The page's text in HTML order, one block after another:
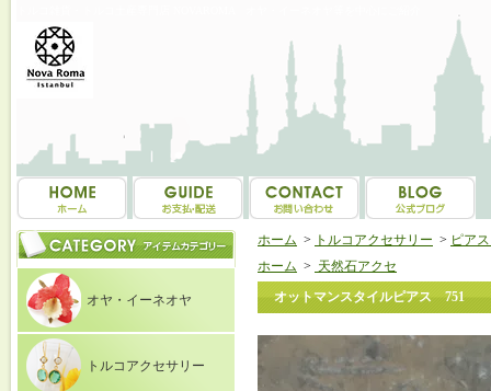
オヤ・イーネオヤ
トルコアクセサリー
ホーム > トルコアクセサリー > ピア
ホーム > 天然石アクセ
オットマンスタイルピアス 751